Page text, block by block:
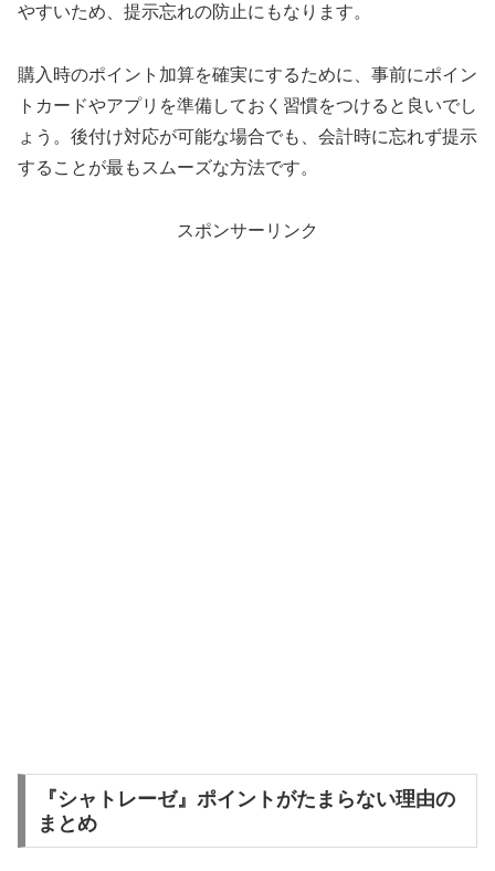
やすいため、提示忘れの防止にもなります。
購入時のポイント加算を確実にするために、事前にポイン
トカードやアプリを準備しておく習慣をつけると良いでし
ょう。後付け対応が可能な場合でも、会計時に忘れず提示
することが最もスムーズな方法です。
スポンサーリンク
『シャトレーゼ』ポイントがたまらない理由の
まとめ